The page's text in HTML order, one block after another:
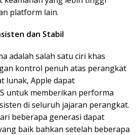
platform lain.
dan Stabil
adalah salah satu ciri khas
kontrol penuh atas perangkat
lunak, Apple dapat
untuk memberikan performa
di seluruh jajaran perangkat.
beberapa generasi dapat
baik bahkan setelah beberapa